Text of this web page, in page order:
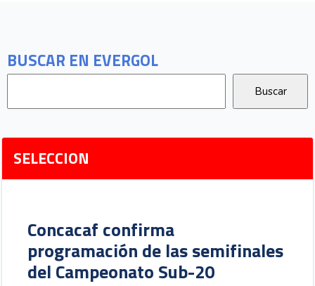
BUSCAR EN EVERGOL
SELECCION
Concacaf confirma
programación de las semifinales
del Campeonato Sub-20